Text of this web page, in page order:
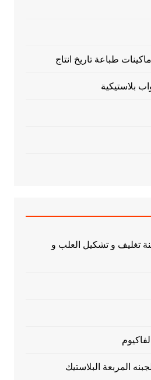
طباعة تاريخ انتاج
بلاستيكية
تغليف و تشكيل العلب و
المربعة البلاستيك